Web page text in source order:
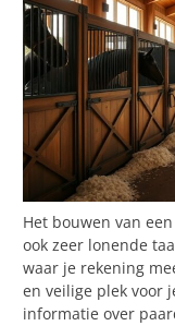
Het bouwen van
ook zeer lonende
waar je rekening
en veilige plek voor
informatie over